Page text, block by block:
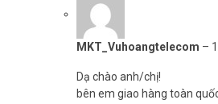
MKT_Vuhoangtelecom –
Dạ chào anh/chị!
bên em giao hàng toàn